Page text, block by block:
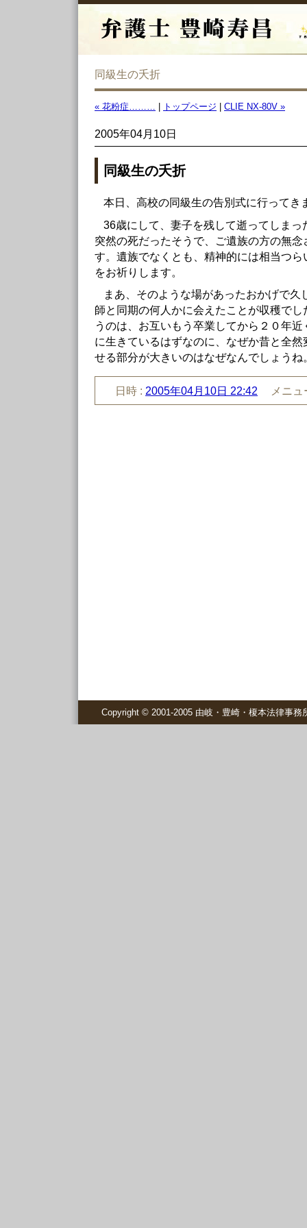
同級生の夭折
« 花粉症……… トップページ CLIE NX-80V »
2005年04月10日
同級生の夭折
本日、高校の同級生の告別式に行ってき
36歳にして、妻子を残して逝ってしまっ
突然の死だったそうで、ご遺族の方の無
す。遺族でなくとも、精神的には相当つ
をお祈りします。
まあ、そのような場があったおかげで久
師と同期の何人かに会えたことが収穫で
うのは、お互いもう卒業してから２０年
に生きているはずなのに、なぜか昔と全
せる部分が大きいのはなぜなんでしょうね
日時 : 2005年04月10日 22:42 メニ
Copyright © 2001-2005 由岐・豊崎・榎本法律事